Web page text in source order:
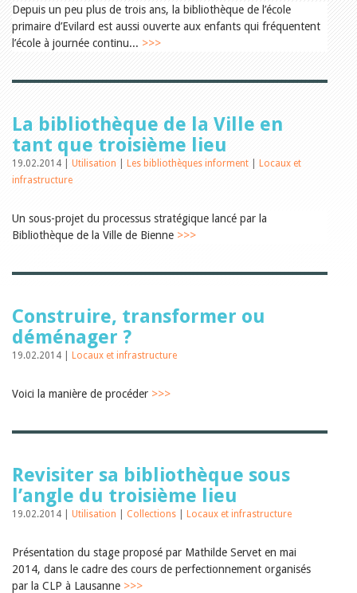
Utiliser biblioBE.ch
Personnel
Gestion de la qualité
Droit et politique
Relations publiques
Du monde entier
Tags
Manifestations
Formation et perfectionnement
Ecole et bibliothèque
Bibliosuisse
Littérature de jeunesse
Encouragement des
bibliothèques
Bibliomedia
Tous les tags
Julie Greub
Aline Yeretzian
Markus Jost
Markus Keel
Blaise Humbert-Droz
Brigitte Burri
Tous les auteurs
Depuis un peu plus de trois ans, la bibliothèque de l’école
primaire d’Evilard est aussi ouverte aux enfants qui fréquentent
l’école à journée continu... >>>
La bibliothèque de la Ville en
tant que troisième lieu
19.02.2014 | Utilisation Les bibliothèques informent
Locaux et
infrastructure
Un sous-projet du processus stratégique lancé par la
Bibliothèque de la Ville de Bienne >>>
Construire, transformer ou
déménager ?
19.02.2014 | Locaux et infrastructure
Voici la manière de procéder >>>
Revisiter sa bibliothèque sous
l’angle du troisième lieu
19.02.2014 | Utilisation Collections Locaux et infrastructure
Présentation du stage proposé par Mathilde Servet en mai
2014, dans le cadre des cours de perfectionnement organisés
par la CLP à Lausanne >>>